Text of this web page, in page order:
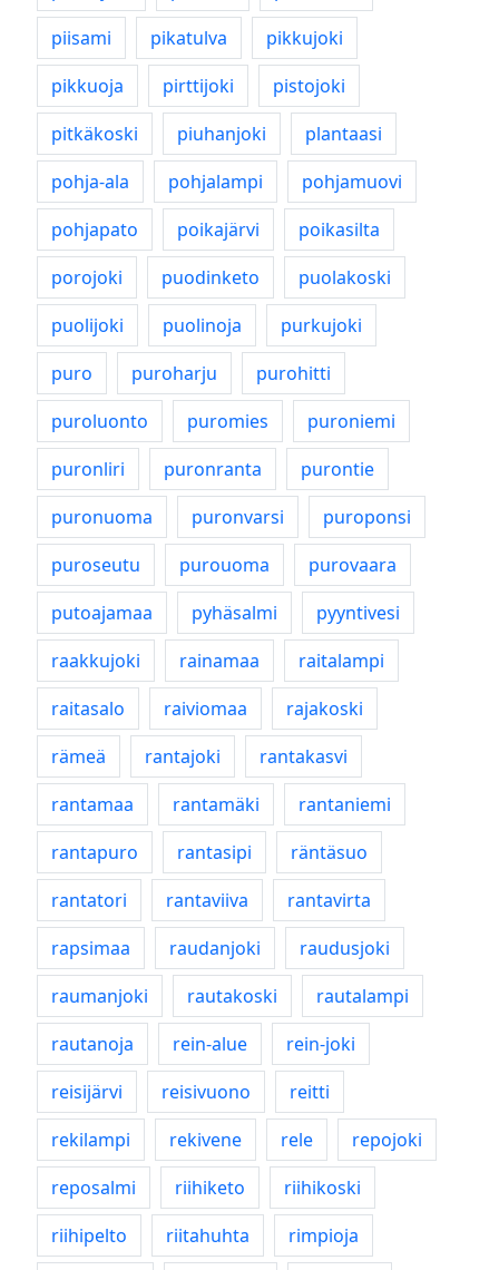
piisami
pikatulva
pikkujoki
pikkuoja
pirttijoki
pistojoki
pitkäkoski
piuhanjoki
plantaasi
pohja-ala
pohjalampi
pohjamuovi
pohjapato
poikajärvi
poikasilta
porojoki
puodinketo
puolakoski
puolijoki
puolinoja
purkujoki
puro
puroharju
purohitti
puroluonto
puromies
puroniemi
puronliri
puronranta
purontie
puronuoma
puronvarsi
puroponsi
puroseutu
purouoma
purovaara
putoajamaa
pyhäsalmi
pyyntivesi
raakkujoki
rainamaa
raitalampi
raitasalo
raiviomaa
rajakoski
rämeä
rantajoki
rantakasvi
rantamaa
rantamäki
rantaniemi
rantapuro
rantasipi
räntäsuo
rantatori
rantaviiva
rantavirta
rapsimaa
raudanjoki
raudusjoki
raumanjoki
rautakoski
rautalampi
rautanoja
rein-alue
rein-joki
reisijärvi
reisivuono
reitti
rekilampi
rekivene rele
repojoki
reposalmi
riihiketo
riihikoski
riihipelto
riitahuhta rimpioja